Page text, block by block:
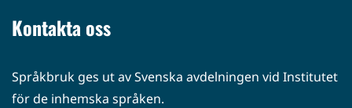
Kontakta oss
Språkbruk ges ut av Svenska avdelningen vid Institutet
för de inhemska språken.